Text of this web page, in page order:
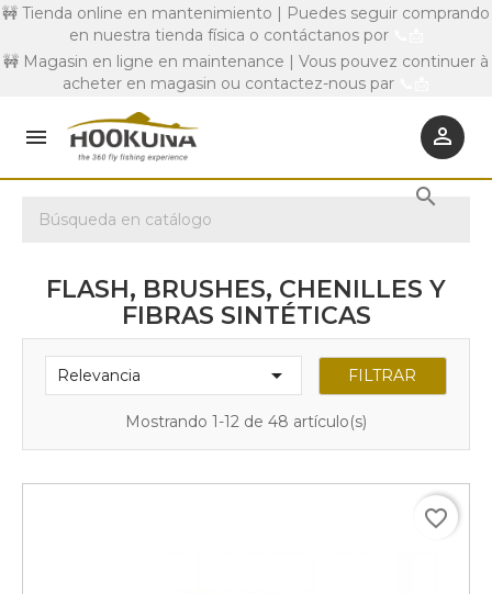
🚧 Tienda online en mantenimiento | Puedes seguir comprando
en nuestra tienda física o contáctanos por
🚧 Magasin en ligne en maintenance | Vous pouvez continuer à
acheter en magasin ou contactez-nous par
 

FLASH, BRUSHES, CHENILLES Y
FIBRAS SINTÉTICAS
Relevancia  FILTRAR
Mostrando 1-12 de 48 artículo(s)
favorite_border